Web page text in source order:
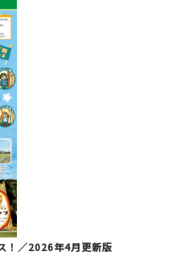
！／2026年4月更新版